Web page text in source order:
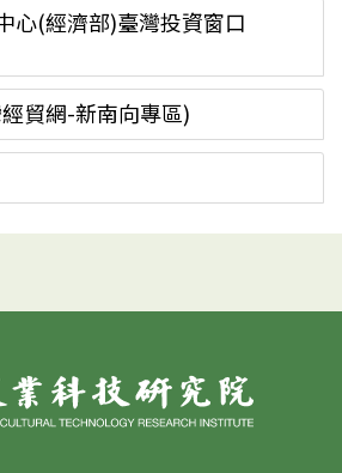
心(經濟部)臺灣投資窗口
貿網-新南向專區)